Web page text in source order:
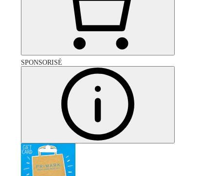
SPONSORISÉ